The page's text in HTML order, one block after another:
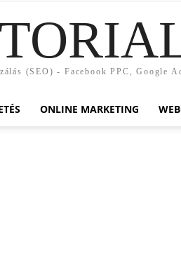
(SEO) - Facebook PPC, Google
ONLINE MARKETING